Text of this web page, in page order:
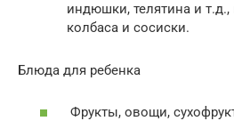
индюшки, телятина и
колбаса и сосиски.
Блюда для ребенка
Фрукты, овощи,